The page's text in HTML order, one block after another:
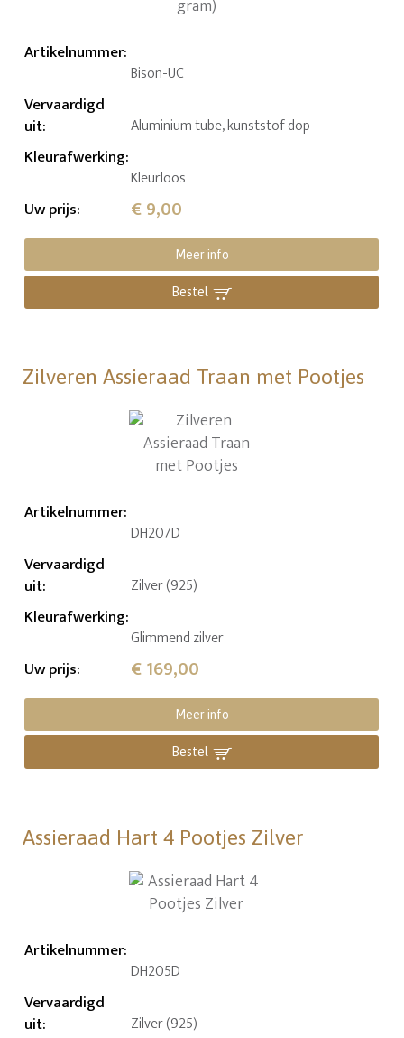
Artikelnummer:
Bison-UC
Vervaardigd
uit: Aluminium tube, kunststof dop
Kleurafwerking:
Kleurloos
Uw prijs: € 9,00
Meer info
Bestel
Zilveren Assieraad Traan met Pootjes
Artikelnummer:
DH207D
Vervaardigd
uit: Zilver (925)
Kleurafwerking:
Glimmend zilver
Uw prijs: € 169,00
Meer info
Bestel
Assieraad Hart 4 Pootjes Zilver
Artikelnummer:
DH205D
Vervaardigd
uit: Zilver (925)